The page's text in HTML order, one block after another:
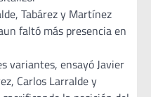
Tabárez y Martínez
faltó más presencia en
variantes, ensayó Javier
Carlos Larralde y